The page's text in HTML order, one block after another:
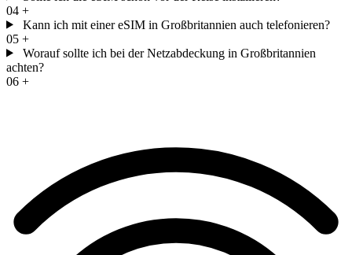
04 +
Kann ich mit einer eSIM in Großbritannien auch telefonieren?
05 +
Worauf sollte ich bei der Netzabdeckung in Großbritannien
achten?
06 +